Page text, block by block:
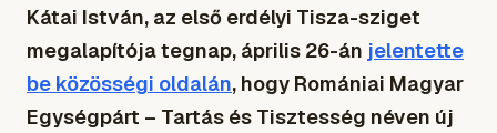
Kátai István, az első erdélyi Tisza-sziget
megalapítója tegnap, április 26-án jelentette
be közösségi oldalán, hogy Romániai Magyar
Egységpárt – Tartás és Tisztesség néven új